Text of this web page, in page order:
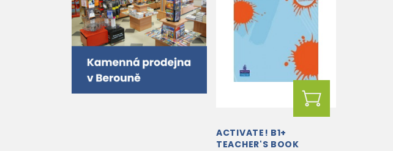
ACTIVATE! B1+
TEACHER'S BOOK